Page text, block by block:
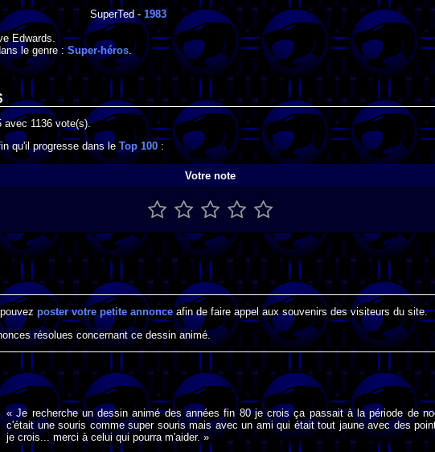
SuperTed- 1983
Edwards.
le genre :Super-héros.
avec 1136 vote(s).
qu'il progresse dans leTop 100 :
Votre note
poster votre petite annonceafin de faire appel aux souvenirs des visiteurs du site.
résolues concernant ce dessin animé.
« Je recherche un dessin animé des années fin 80 je crois ça passait à la période de
c'était une souris comme super souris mais avec un ami qui était tout jaune avec des
je crois... merci à celui qui pourra m'aider. »